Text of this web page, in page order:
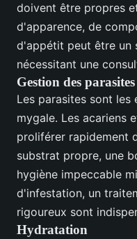
doivent être propres
d'apparence, de
d'appétit peut être un
nécessitant une
Gestion des parasites
Les parasites sont les
mygale. Les acariens
proliférer rapidement
substrat propre, une
hygiène impeccable
d'infestation, un
rigoureux sont
Hydratation